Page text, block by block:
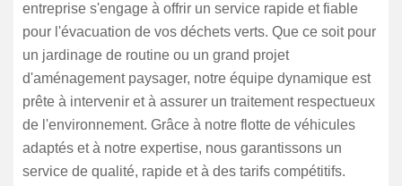
entreprise s'engage à offrir un service rapide et fiable
pour l'évacuation de vos déchets verts. Que ce soit pour
un jardinage de routine ou un grand projet
d'aménagement paysager, notre équipe dynamique est
prête à intervenir et à assurer un traitement respectueux
de l'environnement. Grâce à notre flotte de véhicules
adaptés et à notre expertise, nous garantissons un
service de qualité, rapide et à des tarifs compétitifs.